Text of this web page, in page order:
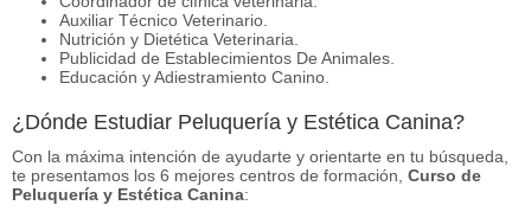
Auxiliar Técnico Veterinario.
Nutrición y Dietética Veterinaria.
Publicidad de Establecimientos De Animales.
Educación y Adiestramiento Canino.
¿Dónde Estudiar Peluquería y Estética Canina?
Con la máxima intención de ayudarte y orientarte en tu búsqueda,
te presentamos los 6 mejores centros de formación, Curso de
Peluquería y Estética Canina: